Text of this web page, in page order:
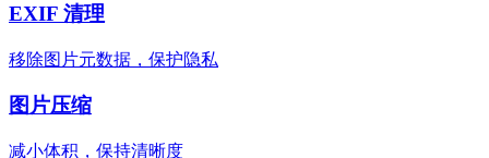
EXIF 清理
移除图片元数据，保护隐私
图片压缩
减小体积，保持清晰度